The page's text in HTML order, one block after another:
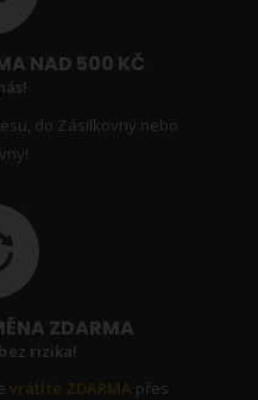
NAD 500 KČ
do Zásilkovny nebo
ZDARMA
rizika!
vrátíte ZDARMA přes